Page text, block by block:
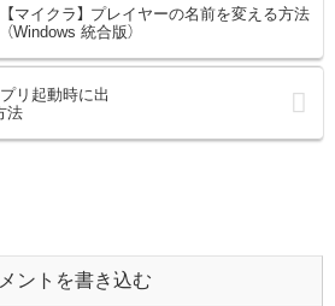
【マイクラ】 プレイヤーの名前を変える方法
（Windows 統合版）
リ起動時に出
法
ントを書き込む